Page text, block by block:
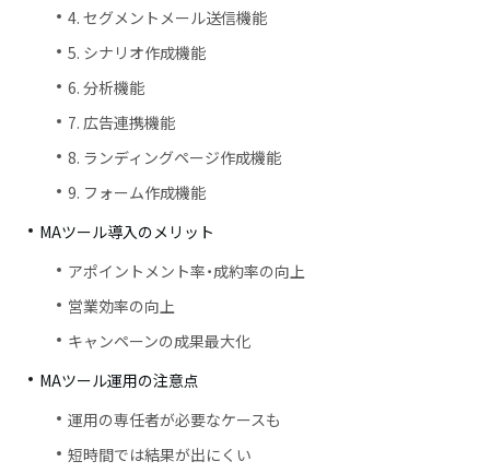
4. セグメントメール送信機能
5. シナリオ作成機能
6. 分析機能
7. 広告連携機能
8. ランディングページ作成機能
9. フォーム作成機能
MAツール導入のメリット
アポイントメント率・成約率の向上
営業効率の向上
キャンペーンの成果最大化
MAツール運用の注意点
運用の専任者が必要なケースも
短時間では結果が出にくい